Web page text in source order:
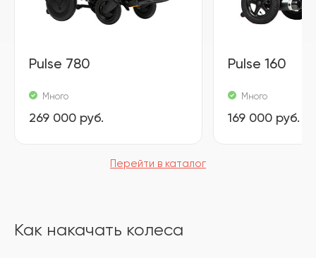
Pulse 780
Много
269 000 руб.
Pulse 160
Много
169 000 руб.
Перейти в каталог
Как накачать колеса